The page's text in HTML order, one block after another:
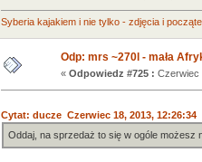
Syberia kajakiem i nie tylko - zdjęcia i
Odp: mrs ~270l - mała
« Odpowiedz #725 : Czerwiec
Cytat: ducze Czerwiec 18, 2013, 12:26:34
Oddaj, na sprzedaż to się w ogóle możesz